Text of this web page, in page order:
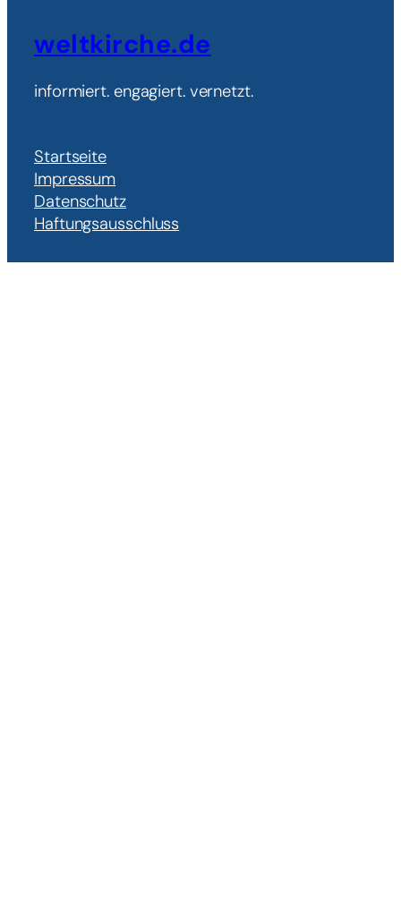
weltkirche.de
informiert. engagiert. vernetzt.
Startseite
Impressum
Datenschutz
Haftungsausschluss